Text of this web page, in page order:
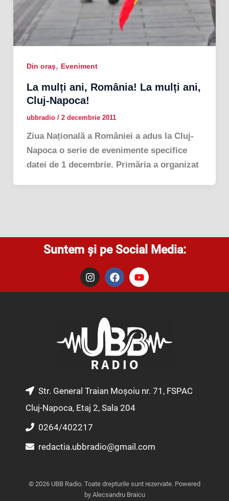
Din oraş, Eveniment
La mulți ani, România! La mulți ani,
Cluj-Napoca!
ubbradio / 2 decembrie 2011
Ziua Națională a României a adus la Cluj-
Napoca o serie de evenimente specifice
datei de 1 decembrie. Primăria a organizat
Suntem și pe Social Media:
I
n
s
m
F
a
c
o
k
Y
o
u
e
Str. General Traian Moșoiu nr. 71, FSPAC
Cluj-Napoca, Etaj 2, Sala 204
0264/402217
redactia.ubbradio@gmail.com
© 2026 UBB Radio. Toate drepturile sunt rezervate. Powered
by Alecsandru Braicu